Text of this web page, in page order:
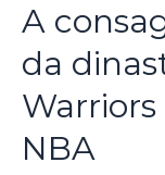
A
da
NBA